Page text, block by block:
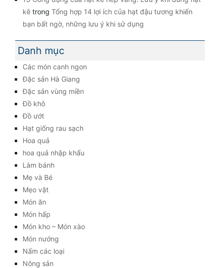
kê trong Tổng hợp 14 lợi ích của hạt đậu tương khiến
bạn bất ngờ, những lưu ý khi sử dụng
Danh mục
Các món canh ngon
Đặc sản Hà Giang
Đặc sản vùng miền
Đồ khô
Đồ ướt
Hạt giống rau sạch
Hoa quả
hoa quả nhập khẩu
Làm bánh
Mẹ và Bé
Mẹo vặt
Món ăn
Món hấp
Món kho – Món xào
Món nướng
Nấm các loại
Nông sản